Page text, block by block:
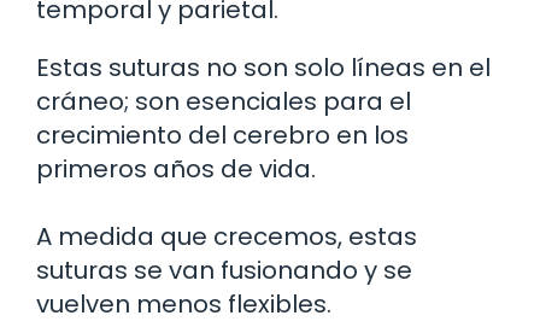
temporal y parietal.
Estas suturas no son solo líneas en el
cráneo; son esenciales para el
crecimiento del cerebro en los
primeros años de vida.
A medida que crecemos, estas
suturas se van fusionando y se
vuelven menos flexibles.